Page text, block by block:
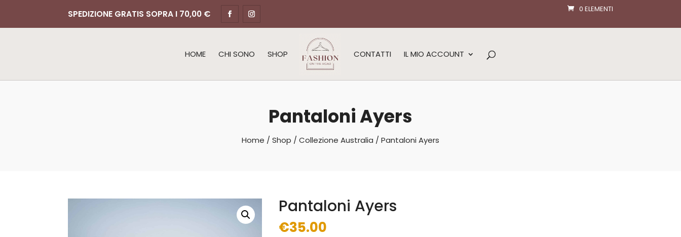
SPEDIZIONE GRATIS SOPRA I 70,00 € 0 ELEMENTI
HOME CHI SONO SHOP CONTATTI IL MIO ACCOUNT
Pantaloni Ayers
Home /Shop /Collezione Australia / Pantaloni Ayers
Pantaloni Ayers
€35.00